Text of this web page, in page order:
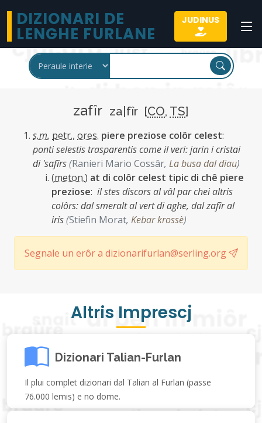
DIZIONARI DE
LENGHE FURLANE
JUDINUS
zafîr za|fîr [CO, TS]
s.m. petr., ores. piere preziose colôr celest:
ponti selestis trasparentis come il veri: jarin i cristai
di 'safîrs(Ranieri Mario Cossâr, La busa dal diau)
(meton.) at di colôr celest tipic di chê piere
preziose: il stes discors al vâl par chei altris
colôrs: dal smeralt al vert di aghe, dal zafîr al
iris(Stiefin Morat, Kebar krossè)
Segnale un erôr a dizionarifurlan@serling.org
Altris Imprescj
Dizionari Talian-Furlan
Il plui complet dizionari dal Talian al Furlan (passe
76.000 lemis) e no dome.